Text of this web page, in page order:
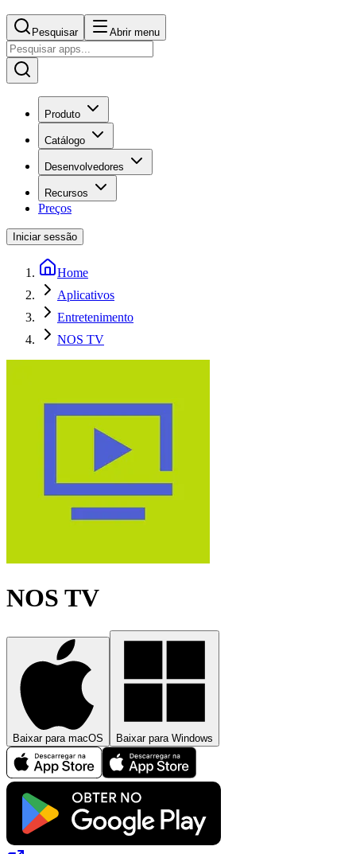
Pesquisar Abrir menu
Produto
Catálogo
Desenvolvedores
Recursos
Preços
Iniciar sessão
Home
Aplicativos
Entretenimento
NOS TV
NOS TV
Baixar para macOS Baixar para Windows